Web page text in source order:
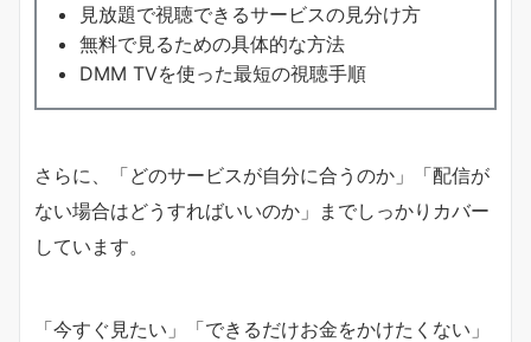
見放題で視聴できるサービスの見分け方
無料で見るための具体的な方法
DMM TVを使った最短の視聴手順
さらに、「どのサービスが自分に合うのか」「配信が
ない場合はどうすればいいのか」までしっかりカバー
しています。
「今すぐ見たい」「できるだけお金をかけたくない」